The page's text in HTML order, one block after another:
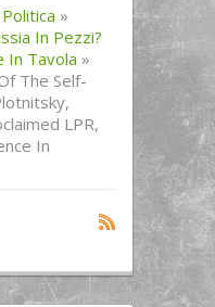
Politica »
In Pezzi?
In Tavola »
The Self-
LPR,
In